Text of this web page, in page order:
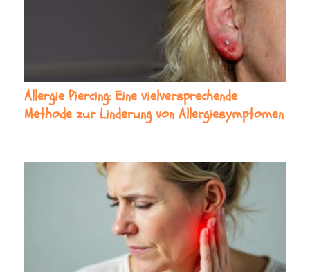
Allergie Piercing: Eine vielversprechende
Methode zur Linderung von Allergiesymptomen